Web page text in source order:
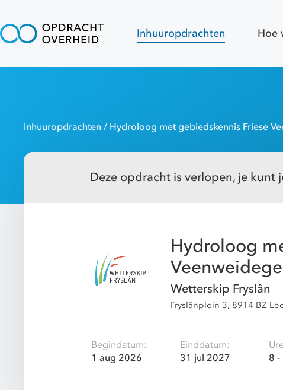
Inhuuropdrachten Hoe
Inhuuropdrachten / Hydroloog met gebiedskennis Friese
Deze opdracht is verlopen, je kunt
Hydroloog
Wetterskip Fryslân
Fryslânplein 3, 8914 BZ
Begindatum:
1 aug 2026
Einddatum:
31 jul 2027
8 -